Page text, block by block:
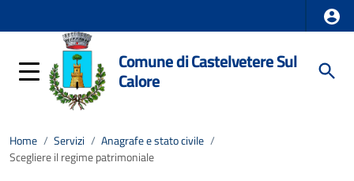
Comune di Castelvetere Sul
Calore
Home / Servizi / Anagrafe e stato civile /
Scegliere il regime patrimoniale